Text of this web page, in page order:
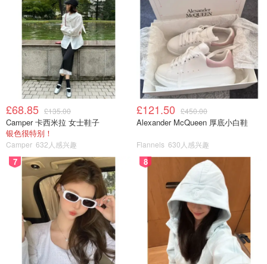
£68.85 £135.00
Camper 卡西米拉 女士鞋子
银色很特别！
Camper 632人感兴趣
£121.50 £450.00
Alexander McQueen 厚底小白鞋
Flannels 630人感兴趣
7 8